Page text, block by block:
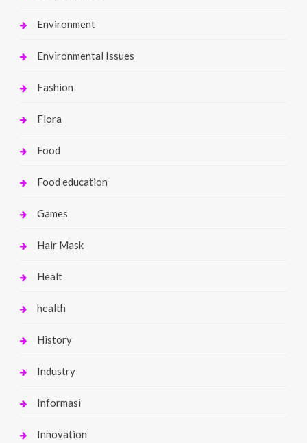
Environment
Environmental Issues
Fashion
Flora
Food
Food education
Games
Hair Mask
Healt
health
History
Industry
Informasi
Innovation